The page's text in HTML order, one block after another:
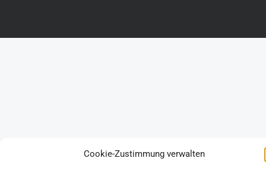
Cookie-Zustimmung verwalten